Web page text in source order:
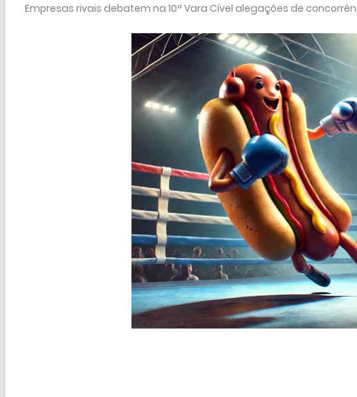
Empresas rivais debatem na 10ª Vara Cível alegações de